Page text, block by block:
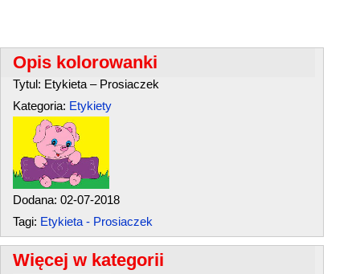
Opis kolorowanki
Tytul: Etykieta – Prosiaczek
Kategoria: Etykiety
Dodana: 02-07-2018
Tagi: Etykieta - Prosiaczek
Więcej w kategorii